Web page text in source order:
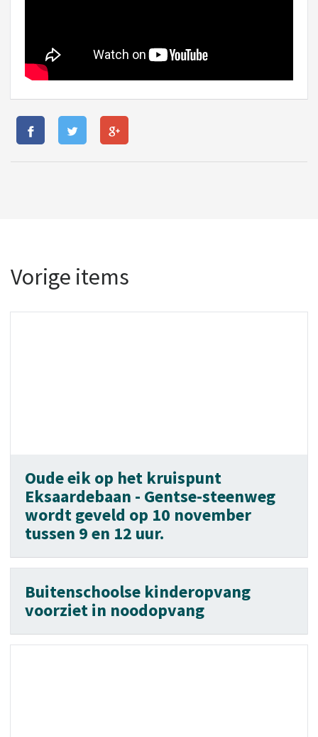
Vorige items
Oude eik op het kruispunt
Eksaardebaan - Gentse-steenweg
wordt geveld op 10 november
tussen 9 en 12 uur.
Buitenschoolse kinderopvang
voorziet in noodopvang